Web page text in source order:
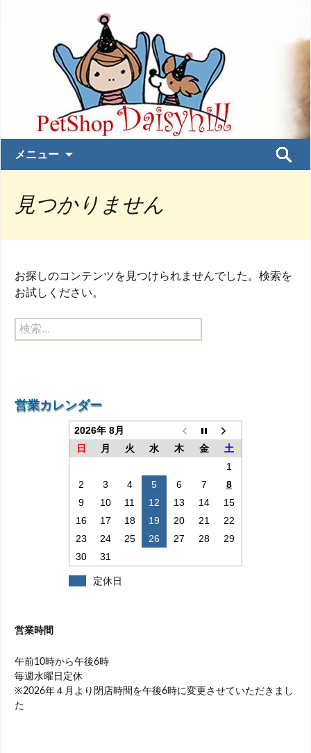
メニュー
ッ
プ
検
見つかりません
お探しのコンテンツを見つけられませんでした。検索を
お試しください。
検
索:
営業カレンダー
2026年 8月
日
月 火 水 木 金
土
1
2
3 4 5 6 7
8
9
10 11 12 13 14
15
16
17 18 19 20 21
22
23
24 25 26 27 28
29
30
31
定休日
営業時間
午前10時から午後6時
毎週水曜日定休
※2026年４月より閉店時間を午後6時に変更させていただきまし
た